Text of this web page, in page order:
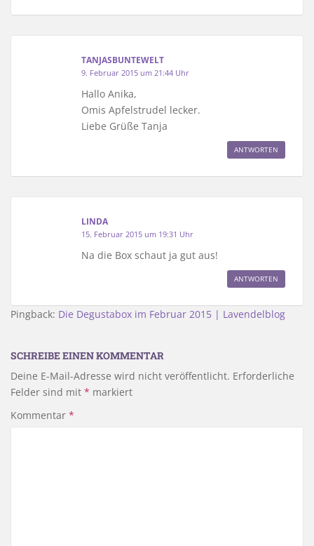
TANJASBUNTEWELT
9. Februar 2015 um 21:44 Uhr
Hallo Anika,
Omis Apfelstrudel lecker.
Liebe Grüße Tanja
ANTWORTEN
LINDA
15. Februar 2015 um 19:31 Uhr
Na die Box schaut ja gut aus!
ANTWORTEN
Pingback: Die Degustabox im Februar 2015 | Lavendelblog
SCHREIBE EINEN KOMMENTAR
Deine E-Mail-Adresse wird nicht veröffentlicht. Erforderliche
Felder sind mit * markiert
Kommentar *